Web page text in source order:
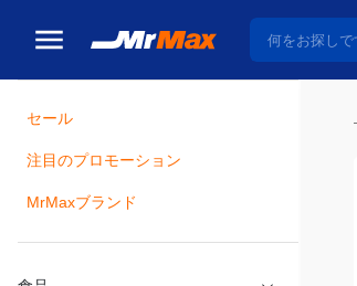
セール
注目のプロモーション
MrMaxブランド